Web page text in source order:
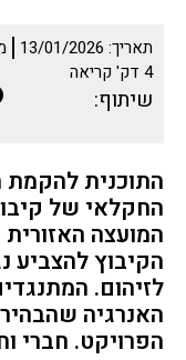
תאריך: 13/01/2026
4 דק' קריאה
שיתוף:
התוכנית
החקלאי של
המועצה
הקיבוץ להצביע
לזיהום.
האנרגיה
הפרויקט. חברי